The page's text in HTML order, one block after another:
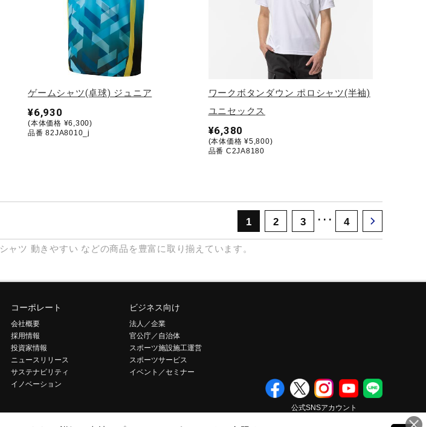
ゲームシャツ(卓球) ジュニア
¥6,930
(本体価格 ¥6,300)
品番 82JA8010_j
ワークボタンダウン ポロシャツ(半袖)
ユニセックス
¥6,380
(本体価格 ¥5,800)
品番 C2JA8180
1 2 3 ･･･ 4
シャツ 動きやすい などの商品を豊富に取り揃えています。
コーポレート
会社概要
採用情報
投資家情報
ニュースリリース
サステナビリティ
イノベーション
ビジネス向け
法人／企業
官公庁／自治体
スポーツ施設施工運営
スポーツサービス
イベント／セミナー
公式SNSアカウント